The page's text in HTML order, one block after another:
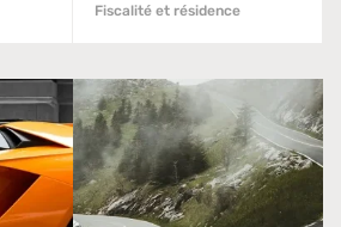
Fiscalité et résidence